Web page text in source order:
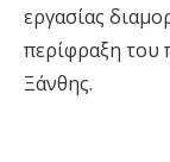
εργασίας
περίφραξη του
Ξάνθης.